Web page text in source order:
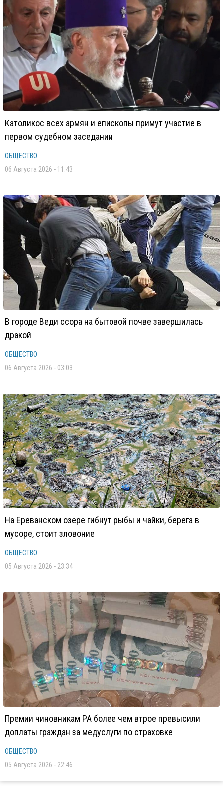
Католикос всех армян и епископы примут участие в
первом судебном заседании
ОБЩЕСТВО
06 Августа 2026 - 11:43
В городе Веди ссора на бытовой почве завершилась
дракой
ОБЩЕСТВО
06 Августа 2026 - 03:03
На Ереванском озере гибнут рыбы и чайки, берега в
мусоре, стоит зловоние
ОБЩЕСТВО
05 Августа 2026 - 23:34
Премии чиновникам РА более чем втрое превысили
доплаты граждан за медуслуги по страховке
ОБЩЕСТВО
05 Августа 2026 - 22:46